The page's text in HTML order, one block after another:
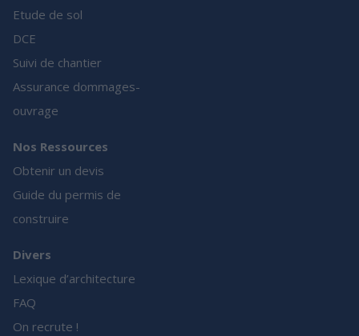
Etude de sol
DCE
Suivi de chantier
Assurance dommages-
ouvrage
Nos Ressources
Obtenir un devis
Guide du permis de
construire
Divers
Lexique d’architecture
FAQ
On recrute !